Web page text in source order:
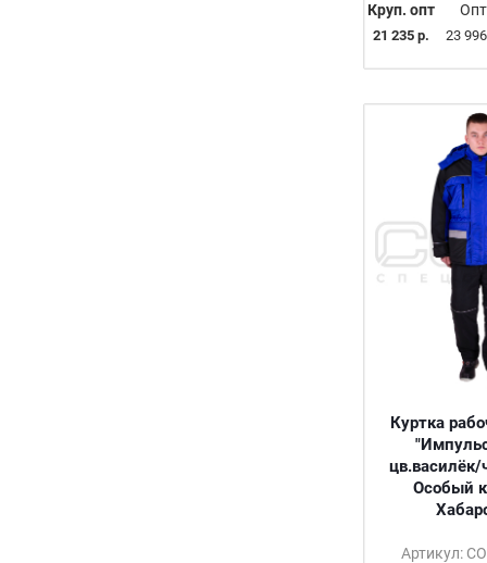
Круп. опт
21 235 р.
Опт
23
Куртка
Особый
Артикул: